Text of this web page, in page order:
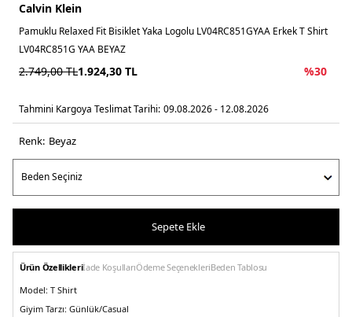
Calvin Klein
Pamuklu Relaxed Fit Bisiklet Yaka Logolu LV04RC851GYAA Erkek T Shirt
LV04RC851G YAA BEYAZ
2.749,00TL1.924,30 TL %30
Tahmini Kargoya Teslimat Tarihi: 09.08.2026 - 12.08.2026
Renk: beyaz
Sepete Ekle
Ürün Özellikleriİade KoşullarıÖdeme SeçenekleriBeden Tablosu
Model: T Shirt
Giyim Tarzı: Günlük/Casual